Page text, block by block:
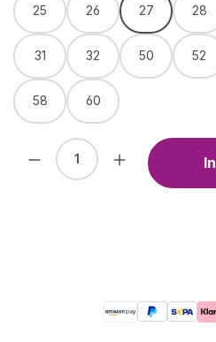
25 26 27 28
31 32 50 52
58 60
Produkt Anzahl: